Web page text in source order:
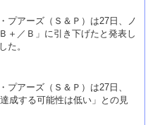
プアーズ（Ｓ＆Ｐ）は27日、ノ
＋／Ｂ」に引き下げたと発表し
た。
プアーズ（Ｓ＆Ｐ）は27日、
成する可能性は低い」との見